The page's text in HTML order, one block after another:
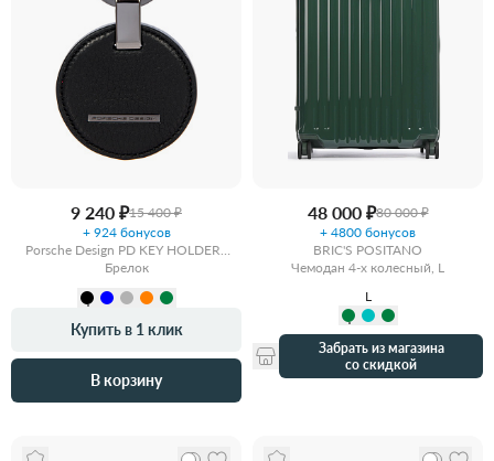
9 240 ₽15 400 ₽
+ 924 бонусов
Porsche Design PD KEY HOLDERS
BY BRIC’S
Брелок
Купить в 1 клик
В корзину
48 000 ₽80 000 ₽
+ 4800 бонусов
BRIC'S POSITANO
Чемодан 4-х колесный, L
L
Забрать из магазина
со скидкой